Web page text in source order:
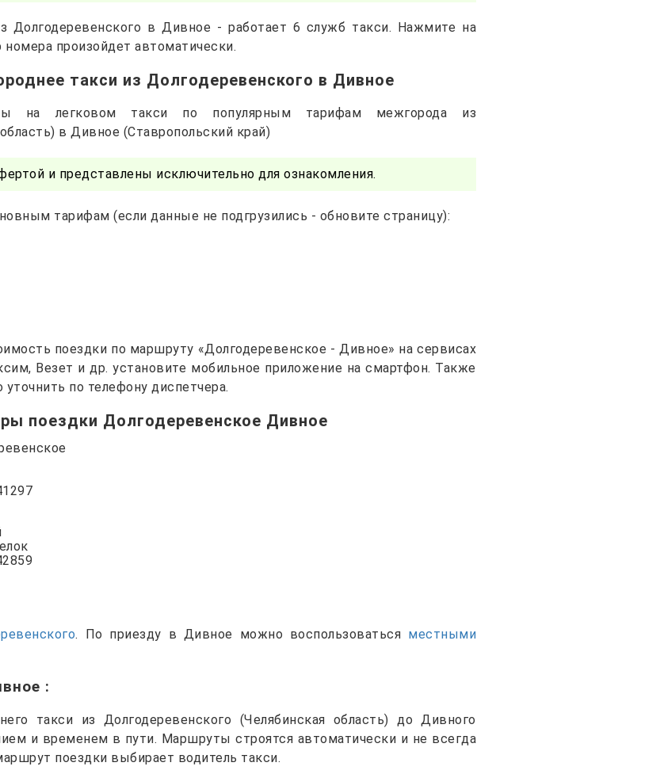
Долгодеревенского в Дивное - работает 6 служб такси. Нажмите на
произойдет автоматически.
такси из Долгодеревенского в Дивное
на легковом такси по популярным тарифам межгорода из
в Дивное (Ставропольский край)
и представлены исключительно для ознакомления.
тарифам (если данные не подгрузились - обновите страницу):
поездки по маршруту «Долгодеревенское - Дивное» на сервисах
Везет и др. установите мобильное приложение на смартфон. Также
по телефону диспетчера.
поездки Долгодеревенское Дивное
. По приезду в Дивное можно воспользоваться местными
:
такси из Долгодеревенского (Челябинская область) до Дивного
и временем в пути. Маршруты строятся автоматически и не всегда
поездки выбирает водитель такси.